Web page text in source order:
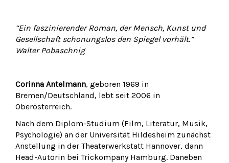
“Ein faszinierender Roman, der Mensch, Kunst und
Gesellschaft schonungslos den Spiegel vorhält.”
Walter Pobaschnig
Corinna Antelmann, geboren 1969 in
Bremen/Deutschland, lebt seit 2006 in
Oberösterreich.
Nach dem Diplom-Studium (Film, Literatur, Musik,
Psychologie) an der Universität Hildesheim zunächst
Anstellung in der Theaterwerkstatt Hannover, dann
Head-Autorin bei Trickompany Hamburg. Daneben